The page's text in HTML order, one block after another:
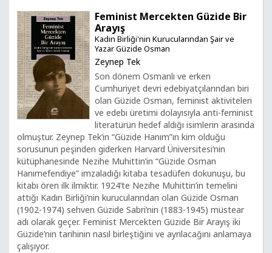
Feminist Mercekten Güzide Bir
Arayış
Kadın Birliği'nin Kurucularından Şair ve
Yazar Güzide Osman
Zeynep Tek
Son dönem Osmanlı ve erken
Cumhuriyet devri edebiyatçılarından biri
olan Güzide Osman, feminist aktiviteleri
ve edebi üretimi dolayısıyla anti-feminist
literatürün hedef aldığı isimlerin arasında
olmuştur. Zeynep Tek’in “Güzide Hanım”ın kim olduğu
sorusunun peşinden giderken Harvard Üniversitesi’nin
kütüphanesinde Nezihe Muhittin’in “Güzide Osman
Hanımefendiye” imzaladığı kitaba tesadüfen dokunuşu, bu
kitabı ören ilk ilmiktir. 1924’te Nezihe Muhittin’in temelini
attığı Kadın Birliği’nin kurucularından olan Güzide Osman
(1902-1974) sehven Güzide Sabri’nin (1883-1945) müstear
adı olarak geçer. Feminist Mercekten Güzide Bir Arayış iki
Güzide’nin tarihinin nasıl birleştiğini ve ayrılacağını anlamaya
çalışıyor.